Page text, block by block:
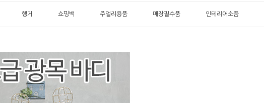
행거 쇼핑백 주얼리용품 매장필수품 인테리어소품